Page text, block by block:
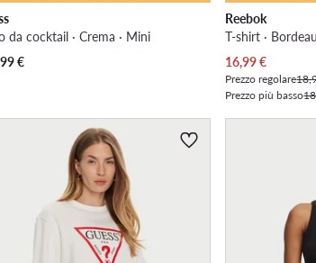
da cocktail · Crema · Mini
€
Reebok
T-shirt ·
Prezzo attuale
16,99€
Prezzo regolare
Prezzo più basso